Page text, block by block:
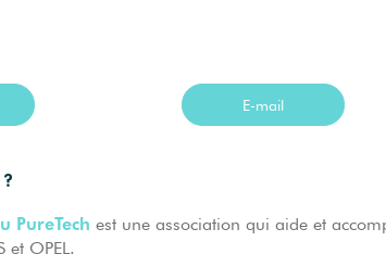
E-mail
PureTech est une association qui aide et
et OPEL.